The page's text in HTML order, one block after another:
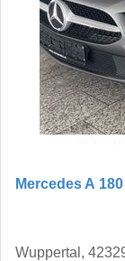
Mercedes A 180
Wuppertal,